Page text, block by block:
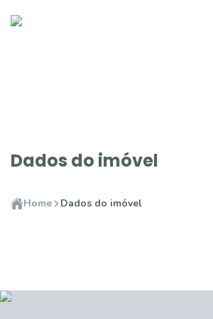
Dados do imóvel
Home Dados do imóvel